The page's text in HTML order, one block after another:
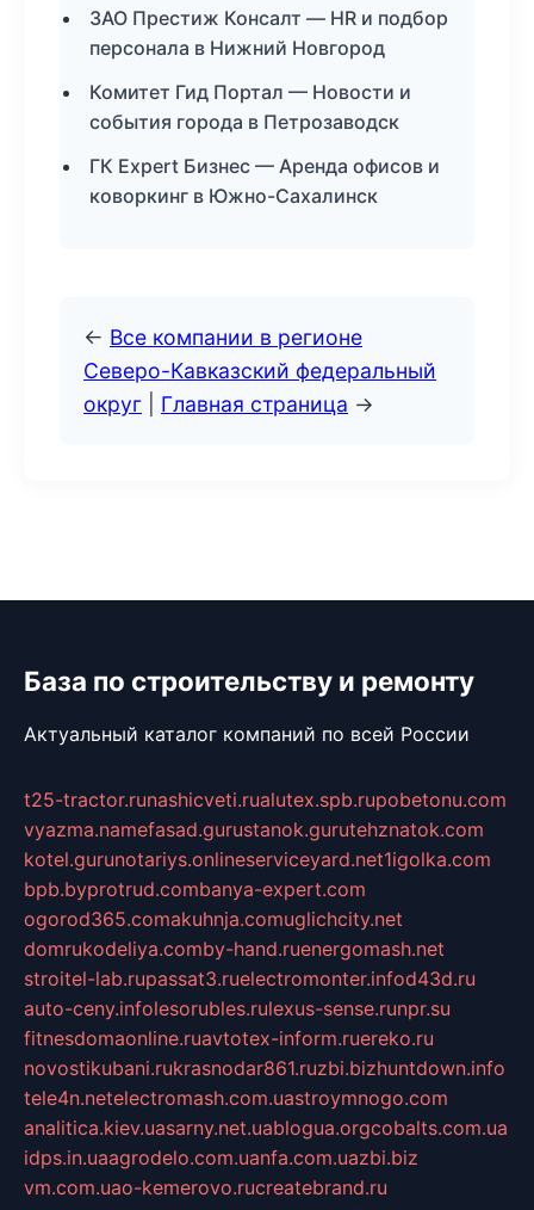
ЗАО Престиж Консалт — HR и подбор
персонала в Нижний Новгород
Комитет Гид Портал — Новости и
события города в Петрозаводск
ГК Expert Бизнес — Аренда офисов и
коворкинг в Южно-Сахалинск
← Все компании в регионе
Северо-Кавказский федеральный
округ
Главная страница →
База по строительству и ремонту
Актуальный каталог компаний по всей России
t25-tractor.runashicveti.rualutex.spb.rupobetonu.com
vyazma.namefasad.gurustanok.gurutehznatok.com
kotel.gurunotariys.onlineserviceyard.net1igolka.com
bpb.byprotrud.combanya-expert.com
ogorod365.comakuhnja.comuglichcity.net
domrukodeliya.comby-hand.ruenergomash.net
stroitel-lab.rupassat3.ruelectromonter.infod43d.ru
auto-ceny.infolesorubles.rulexus-sense.runpr.su
fitnesdomaonline.ruavtotex-inform.ruereko.ru
novostikubani.rukrasnodar861.ruzbi.bizhuntdown.info
tele4n.netelectromash.com.uastroymnogo.com
analitica.kiev.uasarny.net.uablogua.orgcobalts.com.ua
idps.in.uaagrodelo.com.uanfa.com.uazbi.biz
vm.com.uao-kemerovo.rucreatebrand.ru